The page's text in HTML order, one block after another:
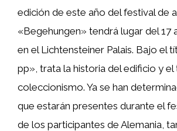
edición de este año del festival de
«Begehungen» tendrá lugar del 17
en el Lichtensteiner Palais. Bajo el
pp», trata la historia del edificio y el
coleccionismo. Ya se han
que estarán presentes durante el
de los participantes de Alemania,